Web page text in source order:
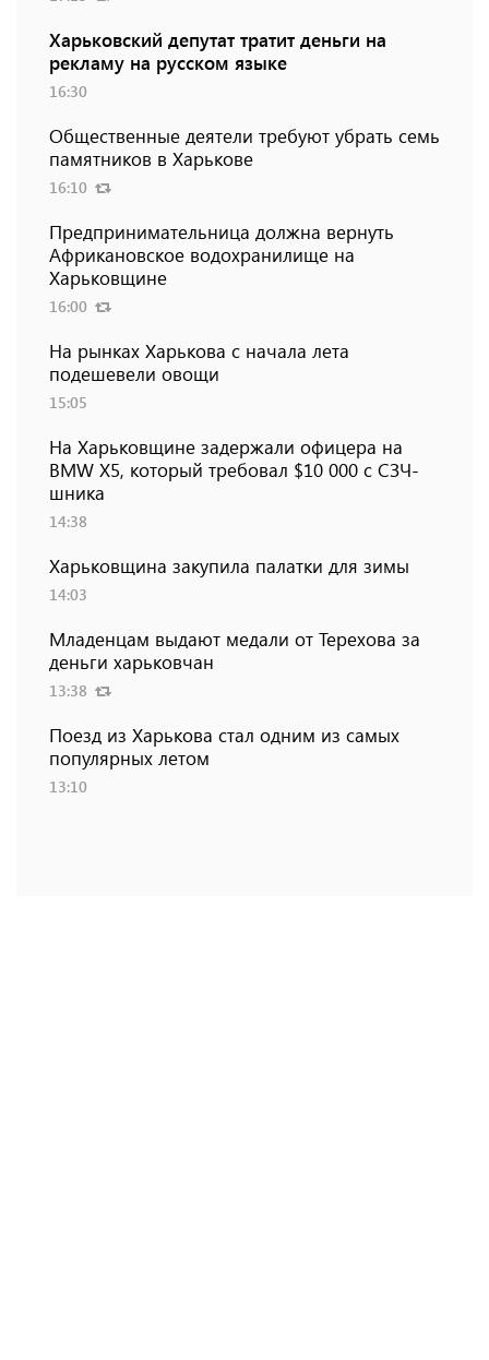
Харьковский депутат тратит деньги на
рекламу на русском языке
16:30
Общественные деятели требуют убрать семь
памятников в Харькове
16:10
Предпринимательница должна вернуть
Африкановское водохранилище на
Харьковщине
16:00
На рынках Харькова с начала лета
подешевели овощи
15:05
На Харьковщине задержали офицера на
BMW Х5, который требовал $10 000 с СЗЧ-
шника
14:38
Харьковщина закупила палатки для зимы
14:03
Младенцам выдают медали от Терехова за
деньги харьковчан
13:38
Поезд из Харькова стал одним из самых
популярных летом
13:10